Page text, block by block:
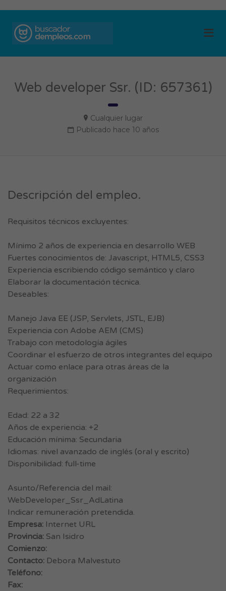
Web developer Ssr. (ID: 657361)
Cualquier lugar
Publicado hace 10 años
Descripción del empleo.
Requisitos técnicos excluyentes:
Mínimo 2 años de experiencia en desarrollo WEB
Fuertes conocimientos de: Javascript, HTML5, CSS3
Experiencia escribiendo código semántico y claro
Elaborar la documentación técnica.
Deseables:
Manejo Java EE (JSP, Servlets, JSTL, EJB)
Experiencia con Adobe AEM (CMS)
Trabajo con metodología ágiles
Coordinar el esfuerzo de otros integrantes del equipo
Actuar como enlace para otras áreas de la
organización
Requerimientos:
Edad: 22 a 32
Años de experiencia: +2
Educación mínima: Secundaria
Idiomas: nivel avanzado de inglés (oral y escrito)
Disponibilidad: full-time
Asunto/Referencia del mail:
WebDeveloper_Ssr_AdLatina
Indicar remuneración pretendida.
Empresa: Internet URL
Provincia: San Isidro
Comienzo:
Contacto: Debora Malvestuto
Teléfono:
Fax: